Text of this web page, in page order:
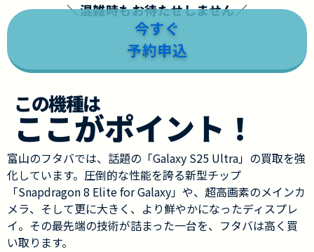
＼混雑時もお待たせしません／
今すぐ
予約申込
この機種は
ここがポイント！
富山のフタバでは、話題の「Galaxy S25 Ultra」の買取を強
化しています。圧倒的な性能を誇る新型チップ
「Snapdragon 8 Elite for Galaxy」や、超高画素のメインカ
メラ、そして更に大きく、より鮮やかになったディスプレ
イ。その最先端の技術が詰まった一台を、フタバは高く買
い取ります。